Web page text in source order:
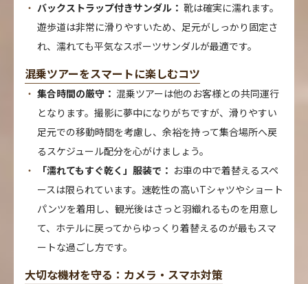
バックストラップ付きサンダル： 靴は確実に濡れます。
遊歩道は非常に滑りやすいため、足元がしっかり固定さ
れ、濡れても平気なスポーツサンダルが最適です。
混乗ツアーをスマートに楽しむコツ
集合時間の厳守： 混乗ツアーは他のお客様との共同運行
となります。撮影に夢中になりがちですが、滑りやすい
足元での移動時間を考慮し、余裕を持って集合場所へ戻
るスケジュール配分を心がけましょう。
「濡れてもすぐ乾く」服装で： お車の中で着替えるスペ
ースは限られています。速乾性の高いTシャツやショート
パンツを着用し、観光後はさっと羽織れるものを用意し
て、ホテルに戻ってからゆっくり着替えるのが最もスマ
ートな過ごし方です。
大切な機材を守る：カメラ・スマホ対策